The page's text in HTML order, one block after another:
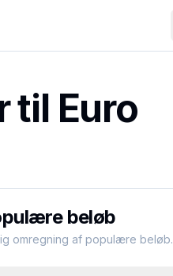
til Euro
beløb
omregning af populære beløb.